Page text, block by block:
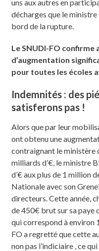
uns aux autres en
décharges que le
bord de la rupture.
Le SNUDI-FO
d’augmentation
pour toutes les écoles
Indemnités : des
satisferons pas !
Alors que par leur
ont obtenu une
contraignant le ministère
milliards d’€, le ministre
d’€ aux plus de 1 million
Nationale avec son
directeurs. Cette année,
de 450€ brut sur sa paye
qui correspond à environ
FO a regretté que cette
non pas l’indiciaire , ce